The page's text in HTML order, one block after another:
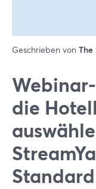
Geschrieben von The
die